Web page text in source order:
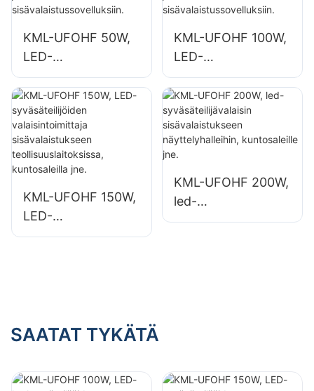
KML-UFOHF 50W,
LED-
korkeasäteilijöiden
valaisintoimittaja
teollisuuslaitoksiin,
varastoihin ja
muihin
sisävalaistussovellu
ksiin.
KML-UFOHF 100W,
LED-
korkeasäteilijöiden
valaisintoimittaja
teollisuuslaitoksiin,
varastoihin ja
muihin
ksiin.
KML-UFOHF 150W,
LED-
syväsäteilijöiden
KML-UFOHF 200W,
led-
syväsäteilijävalaisin
SAATAT TYKÄTÄ